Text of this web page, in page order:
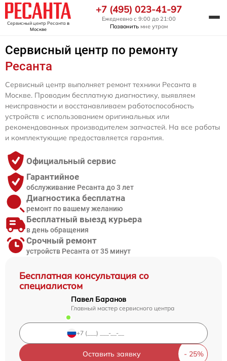
Сервисный центр Ресанта в
Москве
+7 (495) 023-41-97
Ежедневно с 9:00 до 21:00
Позвонить мне утром
Сервисный центр по ремонту
Ресанта
Бесплатная консультация со
специалистом
Павел Баранов
Главный мастер сервисного центра
Оставить заявку
Сервисный центр выполняет ремонт техники Ресанта в
Москве. Проводим бесплатную диагностику, выявляем
неисправности и восстанавливаем работоспособность
устройств с использованием оригинальных или
рекомендованных производителем запчастей. На все работы
и комплектующие предоставляется гарантия.
Официальный сервис
Гарантийное
обслуживание Ресанта до 3 лет
Диагностика бесплатна
ремонт по вашему желанию
Бесплатный выезд курьера
в день обращения
Срочный ремонт
устройств Ресанта от 35 минут